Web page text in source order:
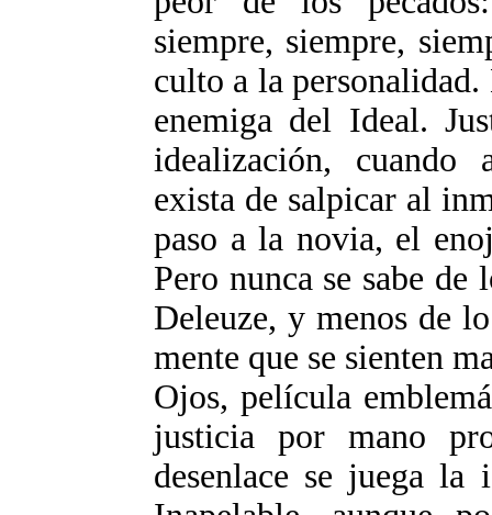
siempre, siempre,
culto a la
enemiga del Ideal.
idealización, cuando
exista de salpicar al
paso a la novia, el
Pero nunca se sabe
Deleuze, y menos de
mente que se sienten
Ojos, película
justicia por mano
desenlace se juega